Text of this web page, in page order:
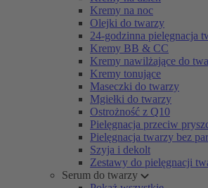
Kremy na noc
Olejki do twarzy
24-godzinna pielęgnacja
Kremy BB & CC
Kremy nawilżające do
Kremy tonujące
Maseczki do twarzy
Mgiełki do twarzy
Ostrożność z Q10
Pielęgnacja przeciw
Pielęgnacja twarzy bez
Szyja i dekolt
Zestawy do pielęgnacji
Serum do twarzy